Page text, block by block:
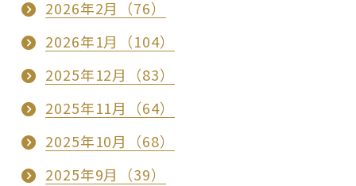
2026年2月（76）
2026年1月（104）
2025年12月（83）
2025年11月（64）
2025年10月（68）
2025年9月（39）